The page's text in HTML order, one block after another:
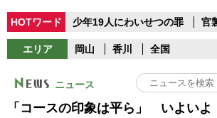
HOTワード 少年19人にわいせつの罪 官
エリア 岡山 香川 全国
ニュース
「コースの印象は平ら」 いよい